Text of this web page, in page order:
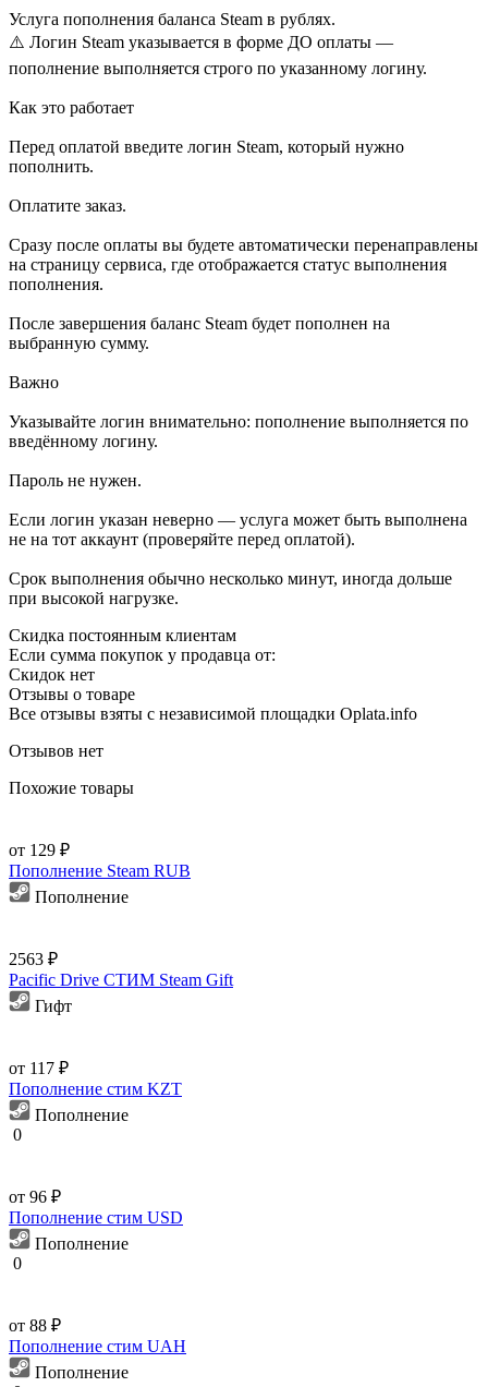
Услуга пополнения баланса Steam в рублях.
⚠️ Логин Steam указывается в форме ДО оплаты —
пополнение выполняется строго по указанному логину.
Как это работает
Перед оплатой введите логин Steam, который нужно
пополнить.
Оплатите заказ.
Сразу после оплаты вы будете автоматически перенаправлены
на страницу сервиса, где отображается статус выполнения
пополнения.
После завершения баланс Steam будет пополнен на
выбранную сумму.
Важно
Указывайте логин внимательно: пополнение выполняется по
введённому логину.
Пароль не нужен.
Если логин указан неверно — услуга может быть выполнена
не на тот аккаунт (проверяйте перед оплатой).
Срок выполнения обычно несколько минут, иногда дольше
при высокой нагрузке.
Скидка постоянным клиентам
Если сумма покупок у продавца от:
Скидок нет
Отзывы о товаре
Все отзывы взяты с независимой площадки Oplata.info
Отзывов нет
Похожие товары
от 129 ₽
Пополнение Steam RUB
Пополнение
2563 ₽
Pacific Drive СТИМ Steam Gift
Гифт
от 117 ₽
Пополнение стим KZT
Пополнение
0
от 96 ₽
Пополнение стим USD
Пополнение
0
от 88 ₽
Пополнение стим UAH
Пополнение